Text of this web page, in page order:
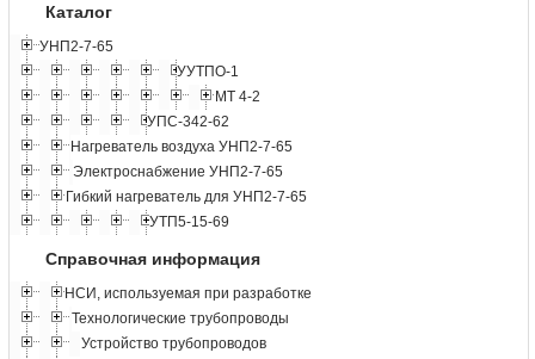
Каталог
УНП2-7-65
УУТПО-1
МТ 4-2
УПС-342-62
Нагреватель воздуха УНП2-7-65
Электроснабжение УНП2-7-65
Гибкий нагреватель для УНП2-7-65
УТП5-15-69
Справочная информация
НСИ, используемая при разработке
Технологические трубопроводы
Устройство трубопроводов